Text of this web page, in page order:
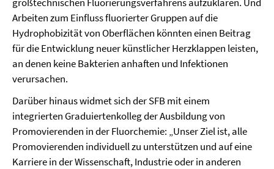
Arbeiten zum Einfluss fluorierter Gruppen auf die
Hydrophobizität von Oberflächen könnten einen Beitrag
für die Entwicklung neuer künstlicher Herzklappen leisten,
an denen keine Bakterien anhaften und Infektionen
verursachen.
Darüber hinaus widmet sich der SFB mit einem
integrierten Graduiertenkolleg der Ausbildung von
Promovierenden in der Fluorchemie: „Unser Ziel ist, alle
Promovierenden individuell zu unterstützen und auf eine
Karriere in der Wissenschaft, Industrie oder in anderen